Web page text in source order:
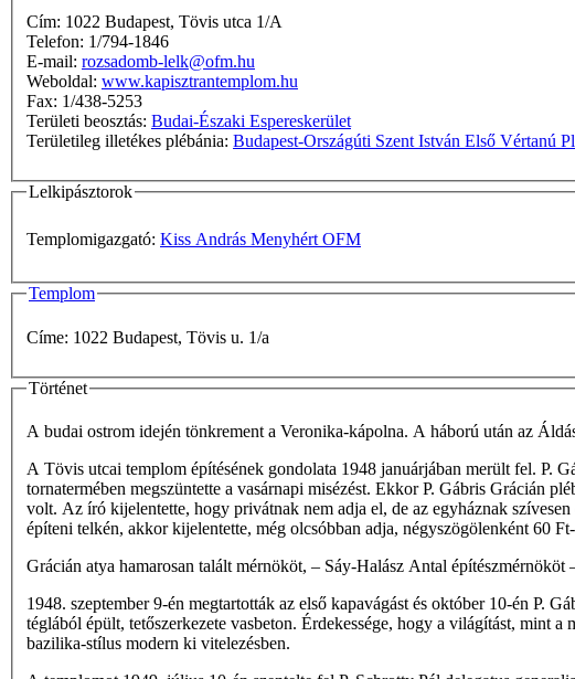
Cím: 1022 Budapest, Tövis utca 1/A
Telefon: 1/794-1846
E-mail: rozsadomb-lelk@ofm.hu
Weboldal: www.kapisztrantemplom.hu
Fax: 1/438-5253
Területi beosztás: Budai-Északi Espereskerület
Területileg illetékes plébánia: Budapest-Országúti Szent István Első Vértanú
Lelkipásztorok
Templomigazgató: Kiss András Menyhért OFM
Templom
Címe: 1022 Budapest, Tövis u. 1/a
Történet
A budai ostrom idején tönkrement a Veronika-kápolna. A háború után az
A Tövis utcai templom építésének gondolata 1948 januárjában merült fel. P.
tornatermében megszüntette a vasárnapi misézést. Ekkor P. Gábris Grácián
volt. Az író kijelentette, hogy privátnak nem adja el, de az egyháznak
építeni telkén, akkor kijelentette, még olcsóbban adja, négyszögölenként 60
Grácián atya hamarosan talált mérnököt, – Sáy-Halász Antal
1948. szeptember 9-én megtartották az első kapavágást és október 10-én P.
téglából épült, tetőszerkezete vasbeton. Érdekessége, hogy a világítást, mint
bazilika-stílus modern ki­ vitelezésben.